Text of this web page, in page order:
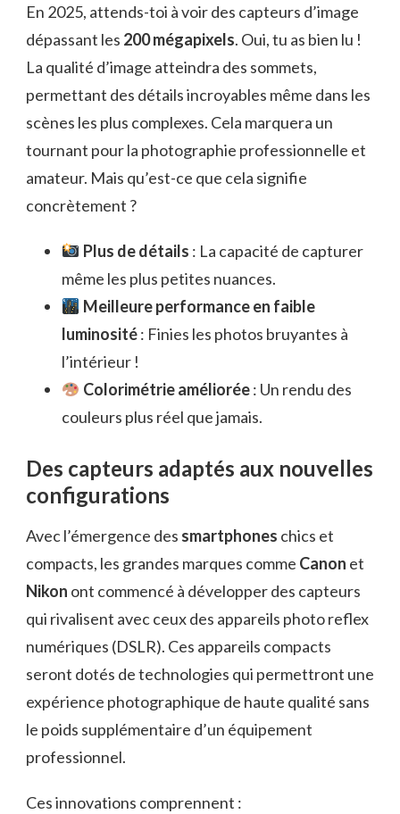
En 2025, attends-toi à voir des capteurs d’image
dépassant les 200 mégapixels. Oui, tu as bien lu !
La qualité d’image atteindra des sommets,
permettant des détails incroyables même dans les
scènes les plus complexes. Cela marquera un
tournant pour la photographie professionnelle et
amateur. Mais qu’est-ce que cela signifie
concrètement ?
Plus de détails : La capacité de capturer
même les plus petites nuances.
Meilleure performance en faible
luminosité: Finies les photos bruyantes à
l’intérieur !
Colorimétrie améliorée: Un rendu des
couleurs plus réel que jamais.
Des capteurs adaptés aux nouvelles
configurations
Avec l’émergence des smartphones chics et
compacts, les grandes marques comme Canon et
Nikon ont commencé à développer des capteurs
qui rivalisent avec ceux des appareils photo reflex
numériques (DSLR). Ces appareils compacts
seront dotés de technologies qui permettront une
expérience photographique de haute qualité sans
le poids supplémentaire d’un équipement
professionnel.
Ces innovations comprennent :